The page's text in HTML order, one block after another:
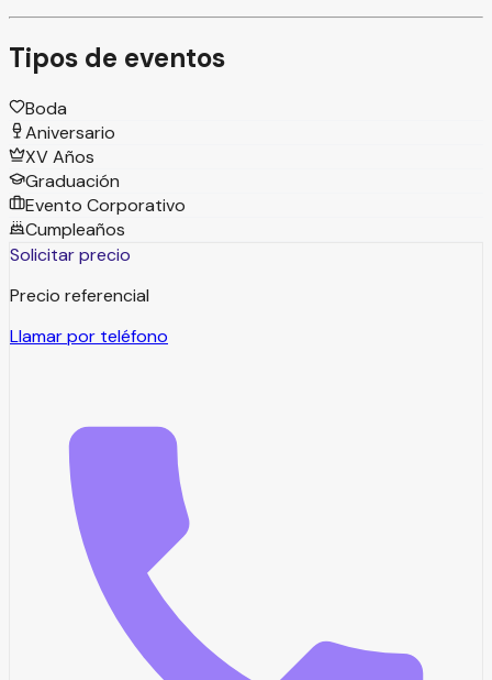
Tipos de eventos
Boda
Aniversario
XV Años
Graduación
Evento Corporativo
Cumpleaños
Solicitar precio
Precio referencial
Llamar por teléfono